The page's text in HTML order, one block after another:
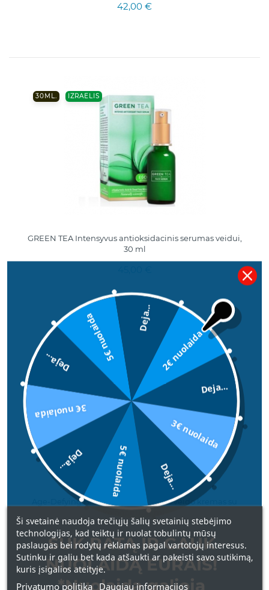
42,00 €
30ML. IZRAELIS
GREEN TEA Intensyvus antioksidacinis serumas veidui,
30 ml
50ML. IZRAELIS
Age-Defying Branžios odos dieninis veido kremas su
kolagenu 50 ml.
42,00 €
Ši svetainė naudoja trečiųjų šalių svetainių stebėjimo
technologijas, kad teiktų ir nuolat tobulintų mūsų
paslaugas bei rodytų reklamas pagal vartotojų interesus.
Sutinku ir galiu bet kada atšaukti ar pakeisti savo sutikimą,
kuris įsigalios ateityje.
Privatumo politika Daugiau informacijos
2€ nuolaida
Deja...
3€ nuolaida
Deja...
5€ nuolaida
Deja...
3€ nuolaida
Deja... 5€ nuolaida Deja...
SUK RATĄ IR GAUK
NUOLAIDĄ EURAIS!
*Nuolaida galioja